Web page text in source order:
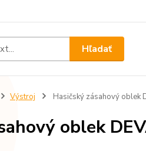
Hľadať
Výstroj Hasičský zásahový oblek
oblek